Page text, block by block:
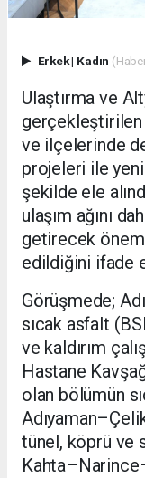
Erkek| Kadın
Ulaştırma ve
gerçekleştirilen
ve ilçelerinde
projeleri ile yeni
şekilde ele
ulaşım ağını
getirecek
edildiğini ifade
Görüşmede;
sıcak asfalt
ve kaldırım
Hastane
olan bölümün
tünel, köprü ve